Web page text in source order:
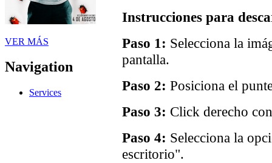
VER MÁS
Navigation
Services
Instrucciones para
Paso 1: Selecciona la
pantalla.
Paso 2: Posiciona el
Paso 3: Click derecho
Paso 4: Selecciona la
escritorio".